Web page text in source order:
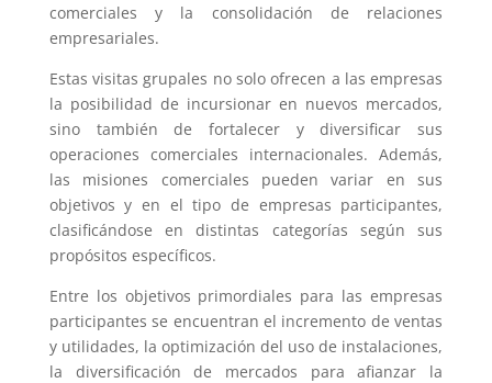
comerciales y la consolidación de relaciones
empresariales.
Estas visitas grupales no solo ofrecen a las empresas
la posibilidad de incursionar en nuevos mercados,
sino también de fortalecer y diversificar sus
operaciones comerciales internacionales. Además,
las misiones comerciales pueden variar en sus
objetivos y en el tipo de empresas participantes,
clasificándose en distintas categorías según sus
propósitos específicos.
Entre los objetivos primordiales para las empresas
participantes se encuentran el incremento de ventas
y utilidades, la optimización del uso de instalaciones,
la diversificación de mercados para afianzar la